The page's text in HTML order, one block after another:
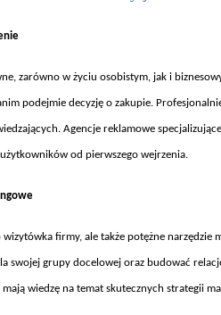
zarówno w życiu osobistym, jak i
podejmie decyzję o zakupie.
Agencje reklamowe
ów od pierwszego wejrzenia.
firmy, ale także potężne narzędzie
swojej grupy docelowej oraz budować
mają wiedzę na temat skutecznych strategii